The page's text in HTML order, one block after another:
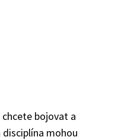
bojovat a
disciplína mohou